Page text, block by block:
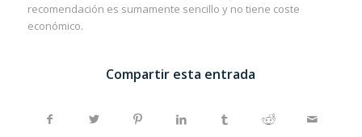
recomendación es sumamente sencillo y no tiene coste
económico.
Compartir esta entrada